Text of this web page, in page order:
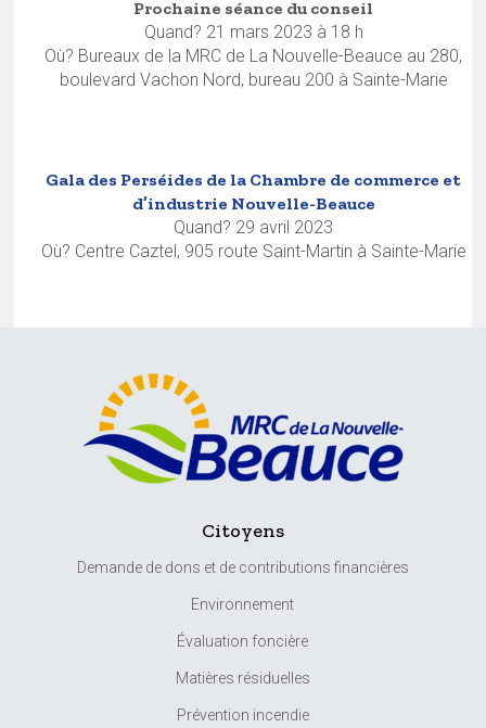
Prochaine séance du conseil
Quand? 21 mars 2023 à 18 h
Où? Bureaux de la MRC de La Nouvelle-Beauce au 280,
boulevard Vachon Nord, bureau 200 à Sainte-Marie
Gala des Perséides de la Chambre de commerce et
d’industrie Nouvelle-Beauce
Quand? 29 avril 2023
Où? Centre Caztel, 905 route Saint-Martin à Sainte-Marie
Citoyens
Demande de dons et de contributions financières
Environnement
Évaluation foncière
Matières résiduelles
Prévention incendie